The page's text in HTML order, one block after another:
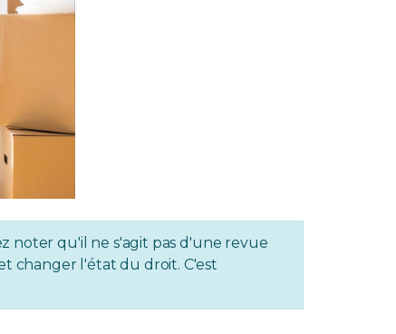
noter qu'il ne s'agit pas d'une revue
changer l'état du droit. C'est